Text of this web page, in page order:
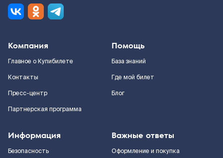
Компания
Главное о Купибилете
Контакты
Пресс-центр
Партнерская программа
Помощь
База знаний
Где мой билет
Блог
Информация
Безопасность
Важные ответы
Оформление и покупка